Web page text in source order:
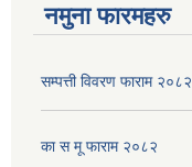
नमुना फारमहरु
सम्पत्ती विवरण फाराम २०८२
का स मू फाराम २०८२